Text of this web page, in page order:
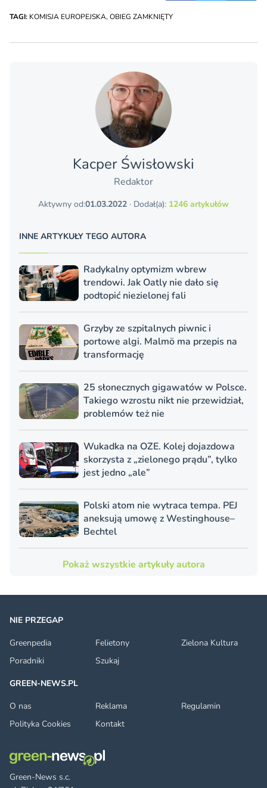
TAGI: KOMISJA EUROPEJSKA, OBIEG ZAMKNIĘTY
Kacper Świsło­wski
Redaktor
Aktywny od:01.03.2022 · Dodał(a): 1246 artykułów
INNE ARTYKUŁY TEGO AUTORA
Radykalny optymizm wbrew
trendowi. Jak Oatly nie dało się
podtopić niezielonej fali
Grzyby ze szpitalnych piwnic i
portowe algi. Malmö ma przepis na
transformację
25 słonecznych gigawatów w Polsce.
Takiego wzrostu nikt nie przewidział,
problemów też nie
Wukadka na OZE. Kolej dojazdowa
skorzysta z „zielonego prądu”, tylko
jest jedno „ale”
Polski atom nie wytraca tempa. PEJ
aneksują umowę z Westinghouse–
Bechtel
Pokaż wszystkie artykuły autora
Green-News s.c.
NIE PRZEGAP
Greenpedia
Felietony
Zielona Kultura
Poradniki
Szukaj
GREEN-NEWS.PL
O nas
Reklama
Regulamin
Polityka Cookies
Kontakt